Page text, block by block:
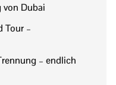
von Dubai
Tour –
– endlich